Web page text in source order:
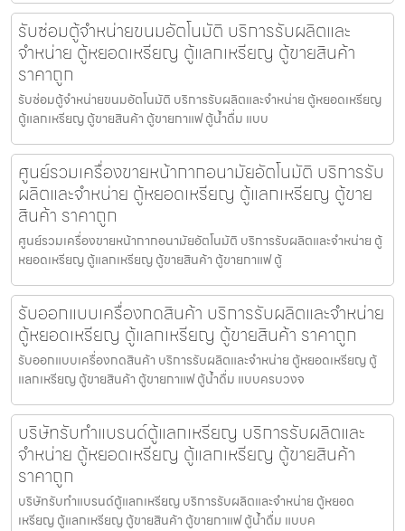
รับซ่อมตู้จำหน่ายขนม​อัตโนมัติ บริการรับผลิตและ
จำหน่าย ตู้หยอดเหรียญ ตู้แลกเหรียญ ตู้ขายสินค้า
ราคาถูก
รับซ่อมตู้จำหน่ายขนม​อัตโนมัติ บริการรับผลิตและจำหน่าย ตู้หยอดเหรียญ
ตู้แลกเหรียญ ตู้ขายสินค้า ตู้ขายกาแฟ ตู้น้ำดื่ม แบบ
ศูนย์รวมเครื่องขายหน้ากากอนามัย​อัตโนมัติ บริการรับ
ผลิตและจำหน่าย ตู้หยอดเหรียญ ตู้แลกเหรียญ ตู้ขาย
สินค้า ราคาถูก
ศูนย์รวมเครื่องขายหน้ากากอนามัย​อัตโนมัติ บริการรับผลิตและจำหน่าย ตู้
หยอดเหรียญ ตู้แลกเหรียญ ตู้ขายสินค้า ตู้ขายกาแฟ ตู้
รับออกแบบเครื่องกดสินค้า บริการรับผลิตและจำหน่าย
ตู้หยอดเหรียญ ตู้แลกเหรียญ ตู้ขายสินค้า ราคาถูก
รับออกแบบเครื่องกดสินค้า บริการรับผลิตและจำหน่าย ตู้หยอดเหรียญ ตู้
แลกเหรียญ ตู้ขายสินค้า ตู้ขายกาแฟ ตู้น้ำดื่ม แบบครบวงจ
บริษัทรับทำแบรนด์ตู้แลกเหรียญ บริการรับผลิตและ
จำหน่าย ตู้หยอดเหรียญ ตู้แลกเหรียญ ตู้ขายสินค้า
ราคาถูก
บริษัทรับทำแบรนด์ตู้แลกเหรียญ บริการรับผลิตและจำหน่าย ตู้หยอด
เหรียญ ตู้แลกเหรียญ ตู้ขายสินค้า ตู้ขายกาแฟ ตู้น้ำดื่ม แบบค